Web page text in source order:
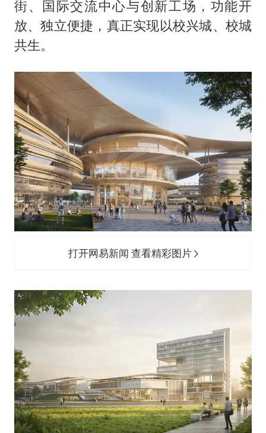
街、国际交流中心与创新工场，功能开
放、独立便捷，真正实现以校兴城、校城
共生。
打开网易新闻 查看精彩图片